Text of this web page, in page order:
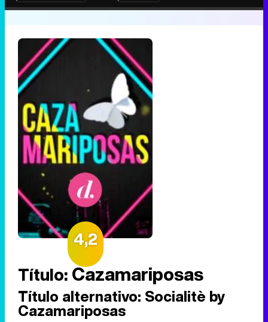
4,2
Título:Cazamariposas
Título alternativo: Socialitè by
Cazamariposas